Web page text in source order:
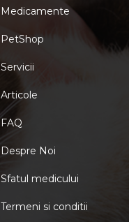
Medicamente
PetShop
Servicii
Articole
FAQ
Despre Noi
Sfatul medicului
Termeni si conditii